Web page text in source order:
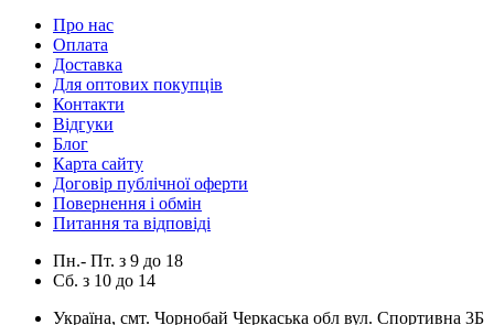
Про нас
Оплата
Доставка
Для оптових покупців
Контакти
Відгуки
Блог
Карта сайту
Договір публічної оферти
Повернення і обмін
Питання та відповіді
Пн.- Пт. з 9 до 18
Сб. з 10 до 14
Україна, смт. Чорнобай Черкаська обл вул. Спортивна 3Б